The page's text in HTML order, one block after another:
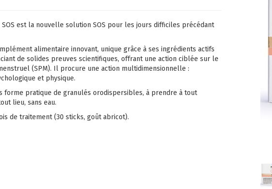
SOS est la nouvelle solution SOS pour les jours difficiles précédant
alimentaire innovant, unique grâce à ses ingrédients actifs
de solides preuves scientifiques, offrant une action ciblée sur le
(SPM). Il procure une action multidimensionnelle :
et physique.
forme pratique de granulés orodispersibles, à prendre à tout
lieu, sans eau.
de traitement (30 sticks, goût abricot).